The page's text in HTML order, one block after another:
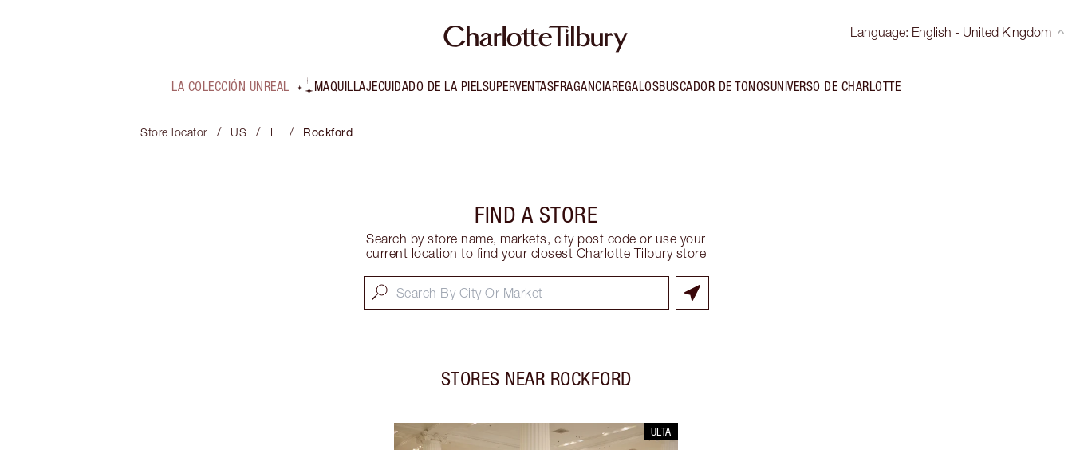
Language: English - United Kingdom
LA COLECCIÓN UNREAL MAQUILLAJECUIDADO DE LA PIELSUPERVENTASFRAGANCIAREGALOSBUSCADOR DE TONOSUNIVERSO DE CHARLOTTE
Store locator / US / IL / Rockford
FIND A STORE
Search by store name, markets, city post code or use your
current location to find your closest Charlotte Tilbury store
STORES NEAR ROCKFORD
ULTA